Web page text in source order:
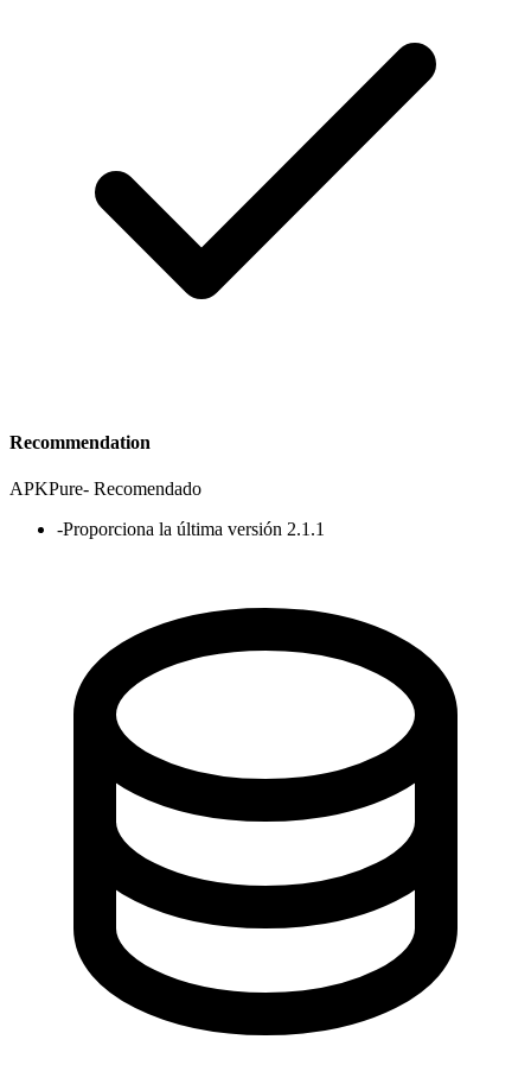
Recommendation
APKPure- Recomendado
-Proporciona la última versión 2.1.1